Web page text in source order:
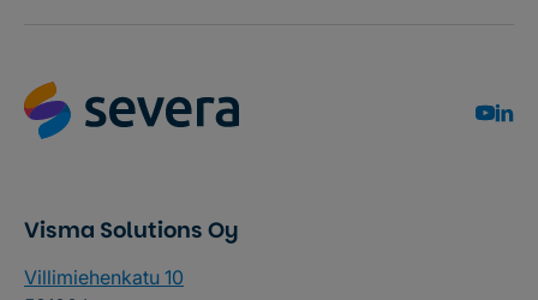
Visma Solutions Oy
Villimiehenkatu 10